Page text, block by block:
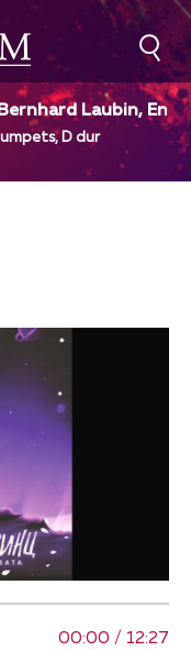
Laubin,
Preston, dir
D dur
00:00 / 12:27